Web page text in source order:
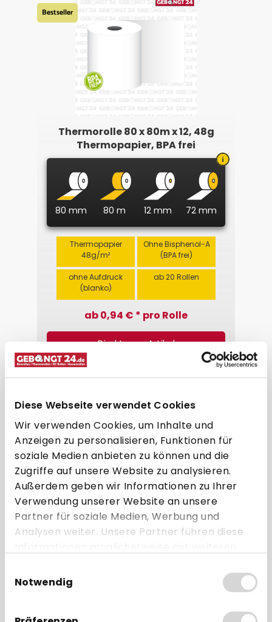
Diese Webseite verwendet Cookies
Wir verwenden Cookies, um Inhalte und
Anzeigen zu personalisieren, Funktionen für
soziale Medien anbieten zu können und die
Zugriffe auf unsere Website zu analysieren.
Außerdem geben wir Informationen zu Ihrer
Verwendung unserer Website an unsere
Partner für soziale Medien, Werbung und
Analysen weiter. Unsere Partner führen diese
haben oder die sie im Rahmen Ihrer Nutzung
der Dienste gesammelt haben.
Notwendig
Bestseller
Thermorolle 80 x 80m x 12, 48g
Thermopapier, BPA frei
80 mm 80 m 12 mm 72 mm
Thermopapier
48g/m²
Ohne Bisphenol-A
(BPA frei)
ohne Aufdruck
(blanko)
ab 20 Rollen
ab 0,94 € * pro Rolle
Direkt zum Artikel
Bestseller
Thermorolle 80 x 80m x 12, 55g